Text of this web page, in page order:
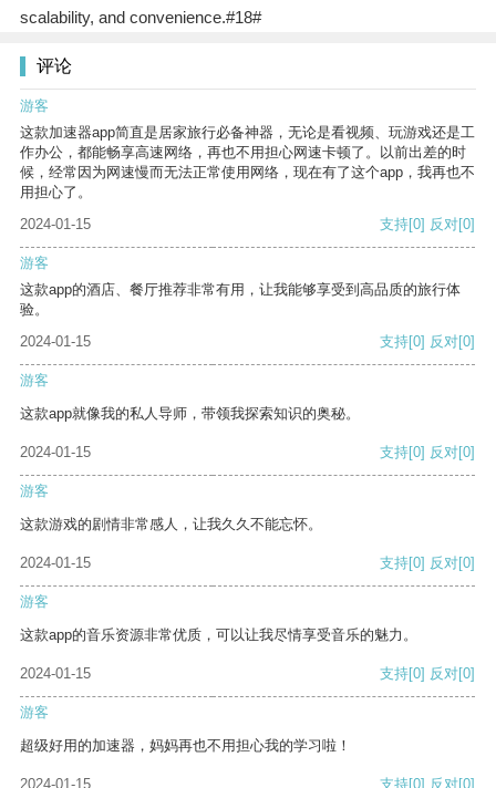
scalability, and convenience.#18#
评论
游客
这款加速器app简直是居家旅行必备神器，无论是看视频、玩游戏还是工
作办公，都能畅享高速网络，再也不用担心网速卡顿了。以前出差的时
候，经常因为网速慢而无法正常使用网络，现在有了这个app，我再也不
用担心了。
2024-01-15
支持[0] 反对[0]
游客
这款app的酒店、餐厅推荐非常有用，让我能够享受到高品质的旅行体
验。
2024-01-15
支持[0] 反对[0]
游客
这款app就像我的私人导师，带领我探索知识的奥秘。
2024-01-15 支持[0] 反对[0]
游客
这款游戏的剧情非常感人，让我久久不能忘怀。
2024-01-15 支持[0] 反对[0]
游客
这款app的音乐资源非常优质，可以让我尽情享受音乐的魅力。
2024-01-15 支持[0] 反对[0]
游客
超级好用的加速器，妈妈再也不用担心我的学习啦！
2024-01-15 支持[0] 反对[0]